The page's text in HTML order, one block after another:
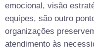
emocional, visão
equipes, são outro
organizações
atendimento às